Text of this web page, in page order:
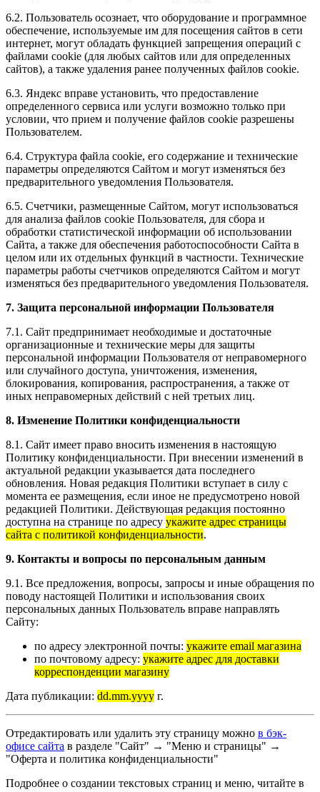
6.2. Пользователь осознает, что оборудование и программное
обеспечение, используемые им для посещения сайтов в сети
интернет, могут обладать функцией запрещения операций с
файлами cookie (для любых сайтов или для определенных
сайтов), а также удаления ранее полученных файлов cookie.
6.3. Яндекс вправе установить, что предоставление
определенного сервиса или услуги возможно только при
условии, что прием и получение файлов cookie разрешены
Пользователем.
6.4. Структура файла cookie, его содержание и технические
параметры определяются Сайтом и могут изменяться без
предварительного уведомления Пользователя.
6.5. Счетчики, размещенные Сайтом, могут использоваться
для анализа файлов cookie Пользователя, для сбора и
обработки статистической информации об использовании
Сайта, а также для обеспечения работоспособности Сайта в
целом или их отдельных функций в частности. Технические
параметры работы счетчиков определяются Сайтом и могут
изменяться без предварительного уведомления Пользователя.
7. Защита персональной информации Пользователя
7.1. Сайт предпринимает необходимые и достаточные
организационные и технические меры для защиты
персональной информации Пользователя от неправомерного
или случайного доступа, уничтожения, изменения,
блокирования, копирования, распространения, а также от
иных неправомерных действий с ней третьих лиц.
8. Изменение Политики конфиденциальности
8.1. Сайт имеет право вносить изменения в настоящую
Политику конфиденциальности. При внесении изменений в
актуальной редакции указывается дата последнего
обновления. Новая редакция Политики вступает в силу с
момента ее размещения, если иное не предусмотрено новой
редакцией Политики. Действующая редакция постоянно
доступна на странице по адресу укажите адрес страницы
сайта с политикой конфиденциальности.
9. Контакты и вопросы по персональным данным
9.1. Все предложения, вопросы, запросы и иные обращения по
поводу настоящей Политики и использования своих
персональных данных Пользователь вправе направлять
Сайту:
по адресу электронной почты: укажите email магазина
по почтовому адресу: укажите адрес для доставки
корреспонденции магазину
Дата публикации: dd.mm.yyyy г.
Отредактировать или удалить эту страницу можно в бэк-
офисе сайта в разделе "Сайт" → "Меню и страницы" →
"Оферта и политика конфиденциальности"
Подробнее о создании текстовых страниц и меню, читайте в